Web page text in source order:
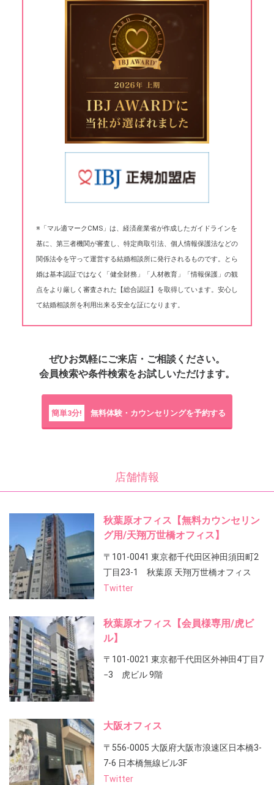
※「マル適マークCMS」は、経済産業省が作成したガイドラインを
基に、第三者機関が審査し、特定商取引法、個人情報保護法などの
関係法令を守って運営する結婚相談所に発行されるものです。とら
婚は基本認証ではなく「健全財務」「人材教育」「情報保護」の観
点をより厳しく審査された【総合認証】を取得しています。安心し
て結婚相談所を利用出来る安全な証になります。
ぜひお気軽にご来店・ご相談ください。
会員検索や条件検索をお試しいただけます。
簡単3分! 無料体験・カウンセリングを予約する
店舗情報
秋葉原オフィス【無料カウンセリン
グ用/天翔万世橋オフィス】
〒101-0041 東京都千代田区神田須田町2
丁目23-1 秋葉原 天翔万世橋オフィス
Twitter
秋葉原オフィス【会員様専用/虎ビ
ル】
〒101-0021 東京都千代田区外神田4丁目7
−3 虎ビル 9階
大阪オフィス
〒556-0005 大阪府大阪市浪速区日本橋3-
7-6 日本橋無線ビル3F
Twitter